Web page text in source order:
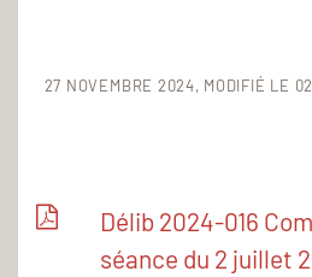
27 NOVEMBRE 2024 MODIFIÉ LE
Délib 2024-016
séance du 2 juillet